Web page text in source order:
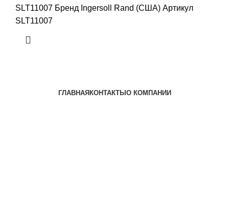
SLT11007 Бренд Ingersoll Rand (США) Артикул
SLT11007
ГЛАВНАЯКОНТАКТЫО КОМПАНИИ